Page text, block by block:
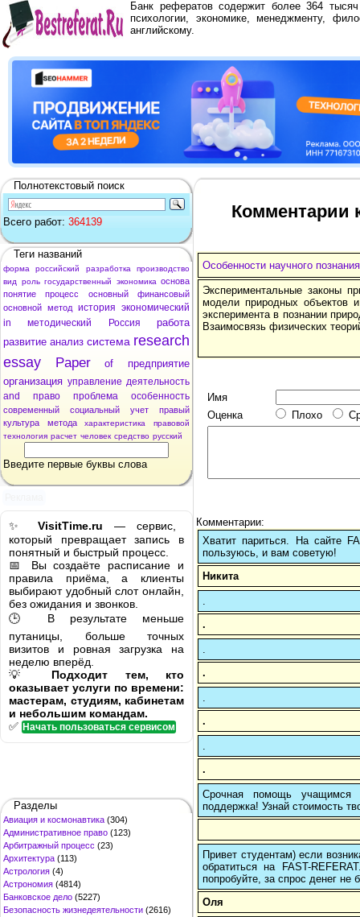
Банк рефератов содержит более 364
психологии, экономике, менеджменту,
английскому.
Полнотекстовый поиск
Всего работ: 364139
Теги названий
форма российский разработка
производство
вид
роль государственный экономика основа
понятие
процесс основный
финансовый
основной метод история экономический
in
методический Россия
работа
развитие анализ система research
essay
Paper of
предприятие
организация управление деятельность
and
право проблема особенность
современный социальный учет
правый
культура
метода характеристика
правовой
технология расчет человек средство русский
Введите первые буквы слова
✨ VisitTime.ru — сервис,
который превращает запись в
понятный и быстрый процесс.
📅 Вы создаёте расписание и
правила приёма, а клиенты
выбирают удобный слот онлайн,
без ожидания и звонков.
🕒 В результате меньше
путаницы, больше точных
визитов и ровная загрузка на
неделю вперёд.
💡 Подходит тем, кто
оказывает услуги по времени:
мастерам, студиям, кабинетам
и небольшим командам.
✅ Начать пользоваться сервисом
Разделы
Авиация и космонавтика (304)
Административное право (123)
Арбитражный процесс (23)
Архитектура (113)
Астрология (4)
Астрономия (4814)
Банковское дело (5227)
Безопасность жизнедеятельности (2616)
Комментарии
Особенности научного
Экспериментальные законы
модели природных объектов
эксперимента в познании
Взаимосвязь физических
Имя
Оценка
Плохо
Комментарии:
Хватит париться. На сайте
пользуюсь, и вам советую!
Никита
.
.
.
.
Срочная помощь учащимся в
поддержка! Узнай стоимость
Привет студентам) если
обратиться на FAST-
попробуйте, за спрос денег не
Оля